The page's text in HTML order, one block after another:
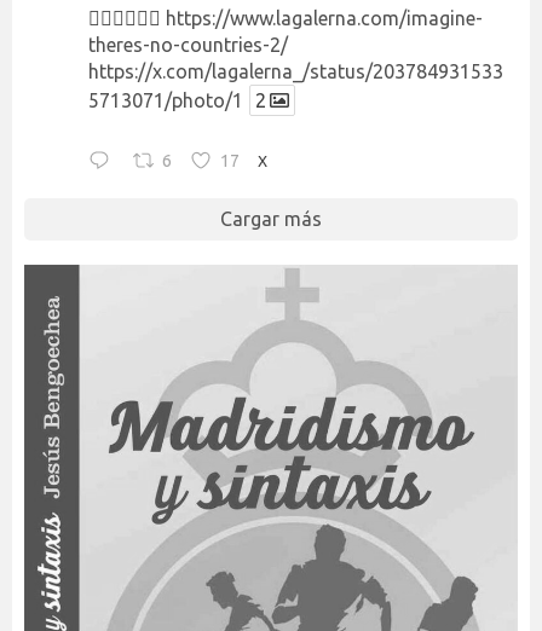
👉🏻👉🏻👉🏻 https://www.lagalerna.com/imagine-
theres-no-countries-2/
https://x.com/lagalerna_/status/203784931533
5713071/photo/1
2
6 17 X
Cargar más